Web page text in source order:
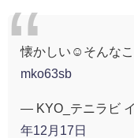
懐かしい☺️そんな
mko63sb
— KYO_テニラビ
年12月17日